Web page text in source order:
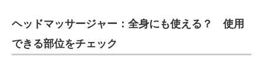
ヘッドマッサージャー：全身にも使える？ 使用
できる部位をチェック